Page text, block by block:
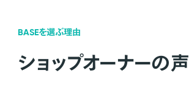
BASEを選ぶ理由
ショップオーナーの声